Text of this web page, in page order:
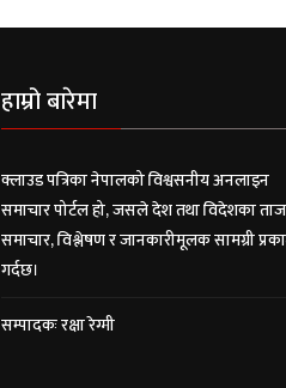
हाम्रो बारेमा
क्लाउड पत्रिका नेपालको विश्वसनीय अनलाइन
समाचार पोर्टल हो, जसले देश तथा विदेशका
समाचार, विश्लेषण र जानकारीमूलक सामग्री
गर्दछ।
सम्पादकः रक्षा रेग्मी